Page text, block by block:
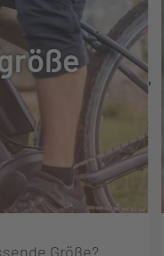
KMC XGLIDE
SR SUNTOUR RAIDON 34
SR SUNTOUR
120
Größe?